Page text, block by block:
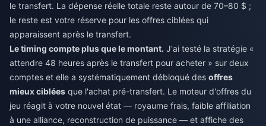
le transfert. La dépense réelle totale reste autour de 70–80 $ ;
le reste est votre réserve pour les offres ciblées qui
apparaissent après le transfert.
Le timing compte plus que le montant. J'ai testé la stratégie «
attendre 48 heures après le transfert pour acheter » sur deux
comptes et elle a systématiquement débloqué des offres
mieux ciblées que l'achat pré-transfert. Le moteur d'offres du
jeu réagit à votre nouvel état — royaume frais, faible affiliation
à une alliance, reconstruction de puissance — et affiche des